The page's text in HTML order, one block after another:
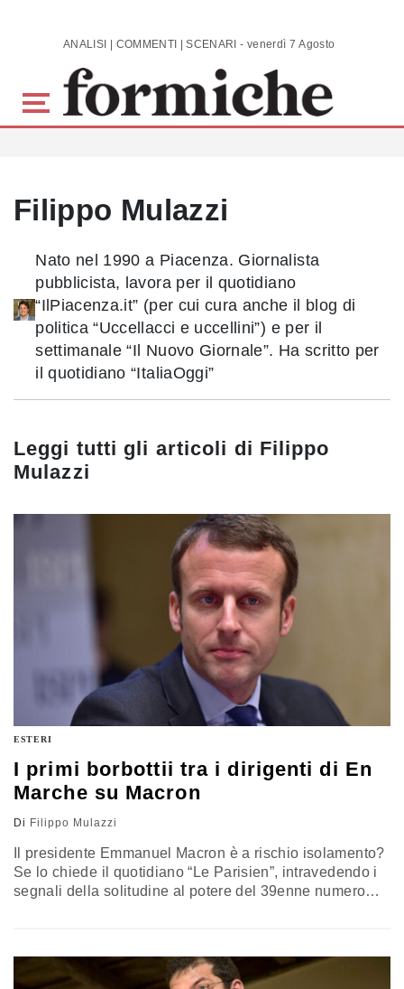
Skip to main content ANALISI | COMMENTI | SCENARI - venerdì 7 Agosto 2026
Filippo Mulazzi
Nato nel 1990 a Piacenza. Giornalista
pubblicista, lavora per il quotidiano
“IlPiacenza.it” (per cui cura anche il blog di
politica “Uccellacci e uccellini”) e per il
settimanale “Il Nuovo Giornale”. Ha scritto per
il quotidiano “ItaliaOggi”
Leggi tutti gli articoli di Filippo
Mulazzi
ESTERI
I primi borbottii tra i dirigenti di En
Marche su Macron
Di Filippo Mulazzi
Il presidente Emmanuel Macron è a rischio isolamento?
Se lo chiede il quotidiano “Le Parisien”, intravedendo i
segnali della solitudine al potere del 39enne numero
e le possibilità di un contatto diretto. Si…